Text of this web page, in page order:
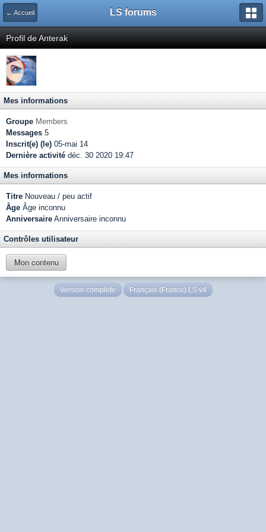
← Accueil LS forums
Profil de Anterak
Mes informations
Groupe Members
Messages 5
Inscrit(e) (le) 05-mai 14
Dernière activité déc. 30 2020 19:47
Mes informations
Titre Nouveau / peu actif
Âge Âge inconnu
Anniversaire Anniversaire inconnu
Contrôles utilisateur
Mon contenu
Version complète Français (France) LS v4